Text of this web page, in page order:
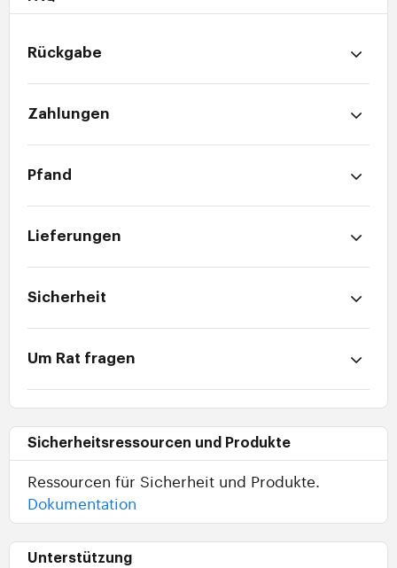
Rückgabe
Zahlungen
Pfand
Lieferungen
Sicherheit
Um Rat fragen
Sicherheitsressourcen und Produkte
Ressourcen für Sicherheit und Produkte.
Dokumentation
Unterstützung